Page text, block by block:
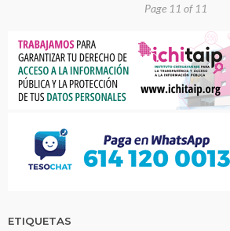
Page 11 of 11
ETIQUETAS